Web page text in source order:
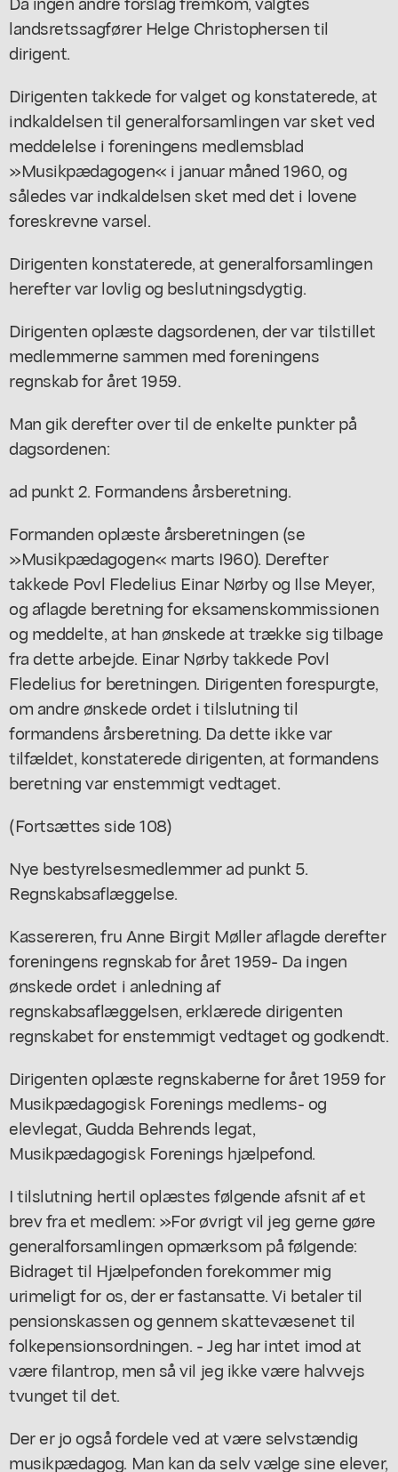
landsretssagfører Helge Christophersen til
dirigent.
Dirigenten takkede for valget og konstaterede, at
indkaldelsen til generalforsamlingen var sket ved
meddelelse i foreningens medlemsblad
»Musikpædagogen« i januar måned 1960, og
således var indkaldelsen sket med det i lovene
foreskrevne varsel.
Dirigenten konstaterede, at generalforsamlingen
herefter var lovlig og beslutningsdygtig.
Dirigenten oplæste dagsordenen, der var tilstillet
medlemmerne sammen med foreningens
regnskab for året 1959.
Man gik derefter over til de enkelte punkter på
dagsordenen:
ad punkt 2. Formandens årsberetning.
Formanden oplæste årsberetningen (se
»Musikpædagogen« marts I960). Derefter
takkede Povl Fledelius Einar Nørby og Ilse Meyer,
og aflagde beretning for eksamenskommissionen
og meddelte, at han ønskede at trække sig tilbage
fra dette arbejde. Einar Nørby takkede Povl
Fledelius for beretningen. Dirigenten forespurgte,
om andre ønskede ordet i tilslutning til
formandens årsberetning. Da dette ikke var
tilfældet, konstaterede dirigenten, at formandens
beretning var enstemmigt vedtaget.
(Fortsættes side 108)
Nye bestyrelsesmedlemmer ad punkt 5.
Regnskabsaflæggelse.
Kassereren, fru Anne Birgit Møller aflagde derefter
foreningens regnskab for året 1959- Da ingen
ønskede ordet i anledning af
regnskabsaflæggelsen, erklærede dirigenten
regnskabet for enstemmigt vedtaget og godkendt.
Dirigenten oplæste regnskaberne for året 1959 for
Musikpædagogisk Forenings medlems- og
elevlegat, Gudda Behrends legat,
Musikpædagogisk Forenings hjælpefond.
I tilslutning hertil oplæstes følgende afsnit af et
brev fra et medlem: »For øvrigt vil jeg gerne gøre
generalforsamlingen opmærksom på følgende:
Bidraget til Hjælpefonden forekommer mig
urimeligt for os, der er fastansatte. Vi betaler til
pensionskassen og gennem skattevæsenet til
folkepensionsordningen. - Jeg har intet imod at
være filantrop, men så vil jeg ikke være halvvejs
tvunget til det.
Der er jo også fordele ved at være selvstændig
musikpædagog. Man kan da selv vælge sine elever,